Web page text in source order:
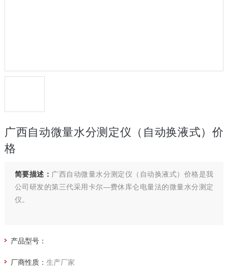
广西自动微量水分测定仪（自动换液式）价
格
简要描述： 广西自动微量水分测定仪（自动换液式）价格是我
公司研发的第三代采用卡尔—费休库仑电量法的微量水分测定
仪。
产品型号：
厂商性质： 生产厂家